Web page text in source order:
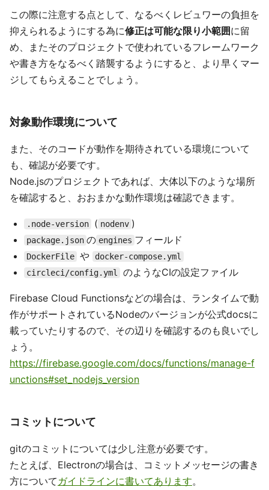
この際に注意する点として、なるべくレビュワーの負担を
抑えられるようにする為に修正は可能な限り小範囲に留
め、またそのプロジェクトで使われているフレームワーク
や書き方をなるべく踏襲するようにすると、より早くマー
ジしてもらえることでしょう。
対象動作環境について
また、そのコードが動作を期待されている環境について
も、確認が必要です。
Node.jsのプロジェクトであれば、大体以下のような場所
を確認すると、おおまかな動作環境は確認できます。
.node-version ( nodenv )
package.json の engines フィールド
DockerFile や
docker-compose.yml
circleci/config.yml
のようなCIの設定ファイル
Firebase Cloud Functionsなどの場合は、ランタイムで動
作がサポートされているNodeのバージョンが公式docsに
載っていたりするので、その辺りを確認するのも良いでし
ょう。
https://firebase.google.com/docs/functions/manage-f
unctions#set_nodejs_version
コミットについて
gitのコミットについては少し注意が必要です。
たとえば、Electronの場合は、コミットメッセージの書き
方について ガイドラインに書いてあります。